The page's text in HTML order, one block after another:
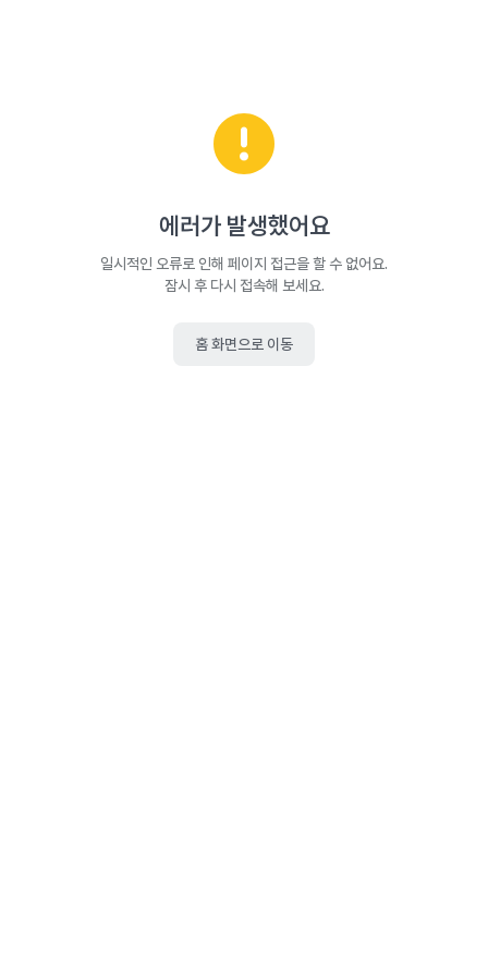
에러가 발생했어요
일시적인 오류로 인해 페이지 접근을 할 수 없어요.
잠시 후 다시 접속해 보세요.
홈 화면으로 이동